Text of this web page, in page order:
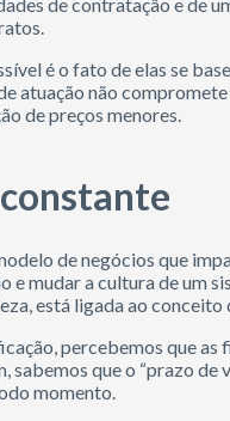
é o fato de elas se
atuação não
de preços menores.
de negócios que
e mudar a cultura de um
está ligada ao
percebemos que
sabemos que o “prazo
momento.